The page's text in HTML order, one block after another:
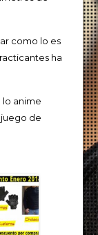
como lo es
ha
anime
de